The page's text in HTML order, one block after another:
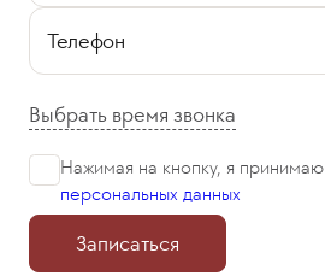
Телефон
Выбрать время звонка
Нажимая на кнопку, я принимаю
персональных данных
Записаться